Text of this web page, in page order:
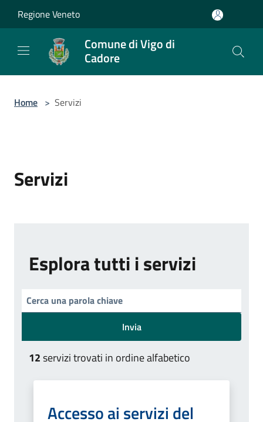
Regione Veneto
Comune di Vigo di
Cadore
Home > Servizi
Servizi
Esplora tutti i servizi
Invia
12servizi trovati in ordine alfabetico
Accesso ai servizi del